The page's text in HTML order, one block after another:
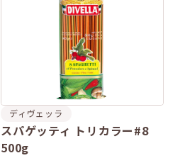
ディヴェッラ
スパゲッティ トリカラー#8
500g